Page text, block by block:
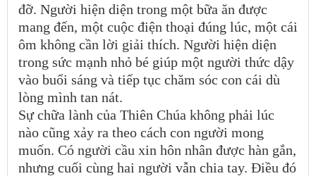
đỡ. Người hiện diện trong một bữa ăn được
mang đến, một cuộc điện thoại đúng lúc, một cái
ôm không cần lời giải thích. Người hiện diện
trong sức mạnh nhỏ bé giúp một người thức dậy
vào buổi sáng và tiếp tục chăm sóc con cái dù
lòng mình tan nát.
Sự chữa lành của Thiên Chúa không phải lúc
nào cũng xảy ra theo cách con người mong
muốn. Có người cầu xin hôn nhân được hàn gắn,
nhưng cuối cùng hai người vẫn chia tay. Điều đó